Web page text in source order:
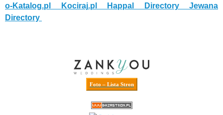
o-Katalog.pl
Kociraj.pl Happal Directory Jewana
Directory
Foto – Lista Stron